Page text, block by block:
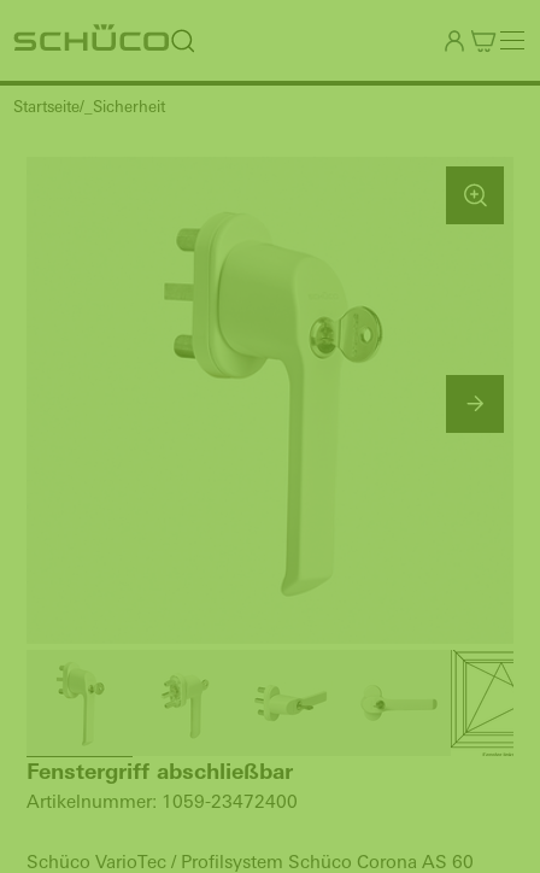
Startseite _Sicherheit
Fenstergriff abschließbar
Artikelnummer: 1059-23472400
Schüco VarioTec / Profilsystem Schüco Corona AS 60